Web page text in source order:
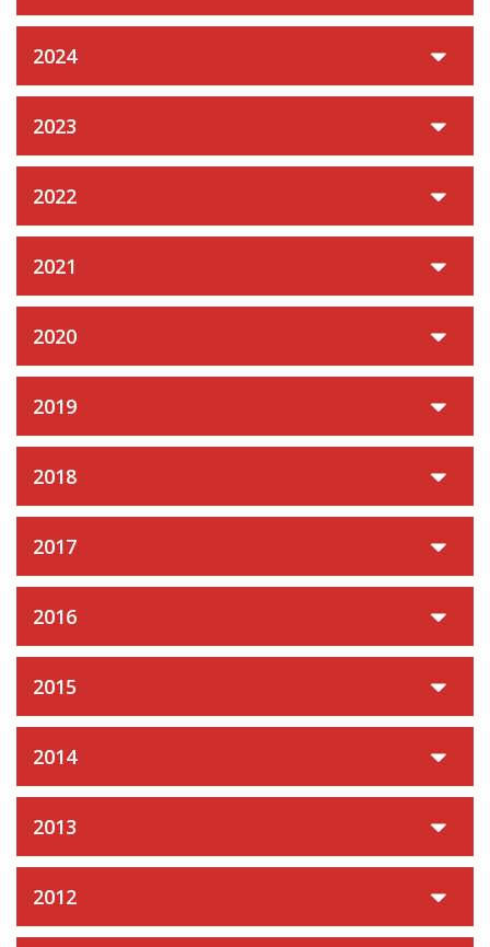
2024
2023
2022
2021
2020
2019
2018
2017
2016
2015
2014
2013
2012